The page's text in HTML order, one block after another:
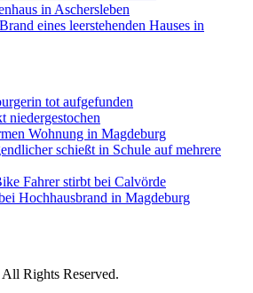
in Aschersleben
eines leerstehenden Hauses in
tot aufgefunden
niedergestochen
Wohnung in Magdeburg
schießt in Schule auf mehrere
Fahrer stirbt bei Calvörde
Hochhausbrand in Magdeburg
Rights Reserved.